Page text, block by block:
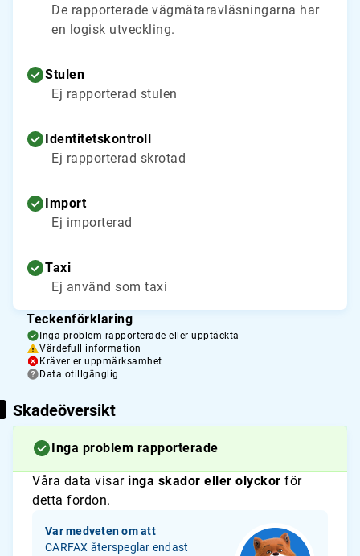
De rapporterade vägmätaravläsningarna har
en logisk utveckling.
Stulen
Ej rapporterad stulen
Identitetskontroll
Ej rapporterad skrotad
Import
Ej importerad
Taxi
Ej använd som taxi
Teckenförklaring
Inga problem rapporterade eller upptäckta
Värdefull information
Kräver er uppmärksamhet
Data otillgänglig
Skadeöversikt
Inga problem rapporterade
Våra data visar inga skador eller olyckor för
detta fordon.
Var medveten om att
CARFAX återspeglar endast